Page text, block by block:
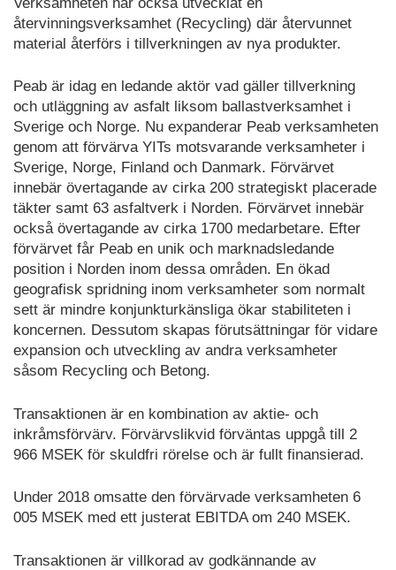
återvinningsverksamhet (Recycling) där återvunnet
material återförs i tillverkningen av nya produkter.
Peab är idag en ledande aktör vad gäller tillverkning
och utläggning av asfalt liksom ballastverksamhet i
Sverige och Norge. Nu expanderar Peab verksamheten
genom att förvärva YITs motsvarande verksamheter i
Sverige, Norge, Finland och Danmark. Förvärvet
innebär övertagande av cirka 200 strategiskt placerade
täkter samt 63 asfaltverk i Norden. Förvärvet innebär
också övertagande av cirka 1700 medarbetare. Efter
förvärvet får Peab en unik och marknadsledande
position i Norden inom dessa områden. En ökad
geografisk spridning inom verksamheter som normalt
sett är mindre konjunkturkänsliga ökar stabiliteten i
koncernen. Dessutom skapas förutsättningar för vidare
expansion och utveckling av andra verksamheter
såsom Recycling och Betong.
Transaktionen är en kombination av aktie- och
inkråmsförvärv. Förvärvslikvid förväntas uppgå till 2
966 MSEK för skuldfri rörelse och är fullt finansierad.
Under 2018 omsatte den förvärvade verksamheten 6
005 MSEK med ett justerat EBITDA om 240 MSEK.
Transaktionen är villkorad av godkännande av